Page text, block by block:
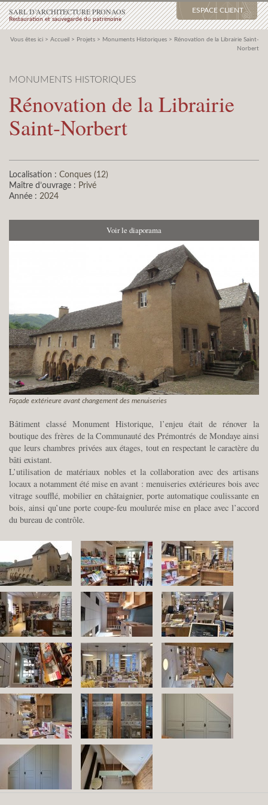
ESPACE CLIENT
SARL D’ARCHITECTURE PRONAOS
Restauration et sauvegarde du patrimoine
Vous êtes ici > Accueil > Projets > Monuments Historiques > Rénovation de la Librairie Saint-
Norbert
MONUMENTS HISTORIQUES
Rénovation de la Librairie
Saint-Norbert
Localisation : Conques (12)
Maître d’ouvrage : Privé
Année : 2024
Voir le diaporama
Façade extérieure avant changement des menuiseries
Bâtiment classé Monument Historique, l’enjeu était de rénover la
boutique des frères de la Communauté des Prémontrés de Mondaye ainsi
que leurs chambres privées aux étages, tout en respectant le caractère du
bâti existant.
L’utilisation de matériaux nobles et la collaboration avec des artisans
locaux a notamment été mise en avant : menuiseries extérieures bois avec
vitrage soufflé, mobilier en châtaignier, porte automatique coulissante en
bois, ainsi qu’une porte coupe-feu moulurée mise en place avec l’accord
du bureau de contrôle.